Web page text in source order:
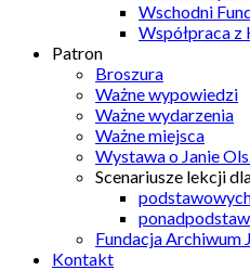
Wschodni
Współpraca z
Patron
Broszura
Ważne wypowiedzi
Ważne wydarzenia
Ważne miejsca
Wystawa o Janie
Scenariusze lekcji
Fundacja Archiwum
Kontakt